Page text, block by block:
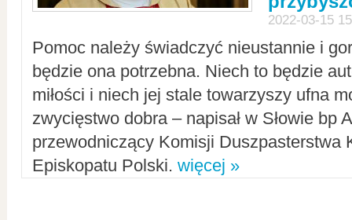
2022-03-15
Pomoc należy świadczyć nieustannie i
będzie ona potrzebna. Niech to będzie
miłości i niech jej stale towarzyszy ufna
zwycięstwo dobra – napisał w Słowie bp
przewodniczący Komisji Duszpasterstwa
Episkopatu Polski. więcej »